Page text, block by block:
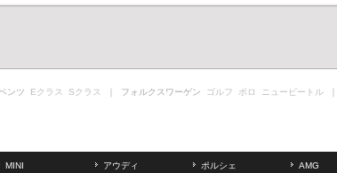
ンツ Eクラス Sクラス ｜ フォルクスワーゲン ゴルフ ポロ ニュービートル
MINI アウディ ポルシェ AMG